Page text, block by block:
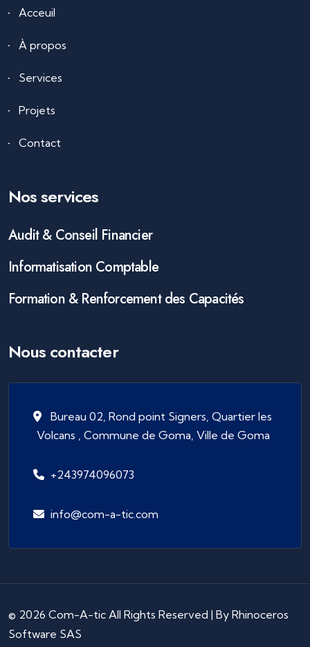
Acceuil
À propos
Services
Projets
Contact
Nos services
Audit & Conseil Financier
Informatisation Comptable
Formation & Renforcement des Capacités
Nous contacter
Bureau 02, Rond point Signers, Quartier les
Volcans , Commune de Goma, Ville de Goma
+243974096073
info@com-a-tic.com
© 2026 Com-A-tic All Rights Reserved | By Rhinoceros
Software SAS